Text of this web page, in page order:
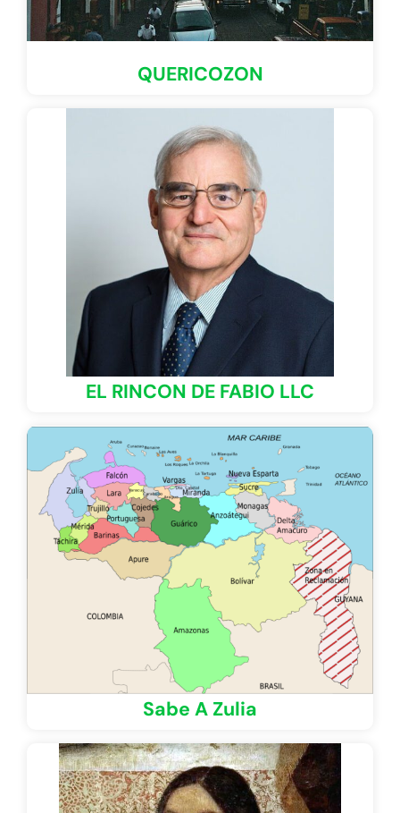
QUERICOZON
EL RINCON DE FABIO LLC
Sabe A Zulia